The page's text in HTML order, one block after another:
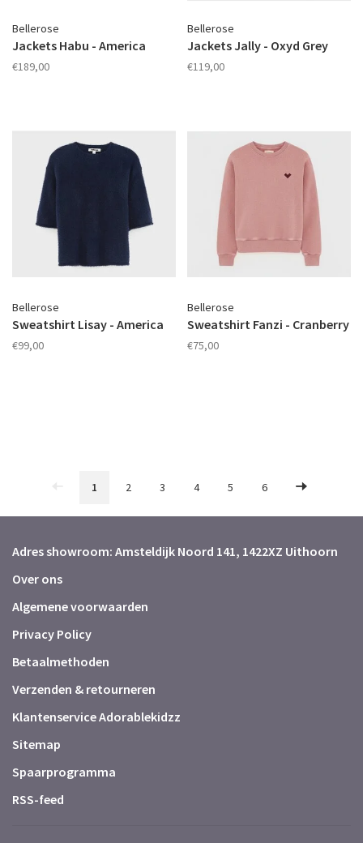
Bellerose
Jackets Habu - America
€189,00
Bellerose
Jackets Jally - Oxyd Grey
€119,00
Bellerose
Sweatshirt Lisay - America
€99,00
Bellerose
Sweatshirt Fanzi - Cranberry
€75,00
1 2 3 4 5 6
Adres showroom: Amsteldijk Noord 141, 1422XZ Uithoorn
Over ons
Algemene voorwaarden
Privacy Policy
Betaalmethoden
Verzenden & retourneren
Klantenservice Adorablekidzz
Sitemap
Spaarprogramma
RSS-feed